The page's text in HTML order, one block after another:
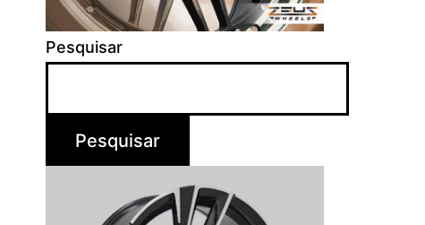
Pesquisar
Pesquisar